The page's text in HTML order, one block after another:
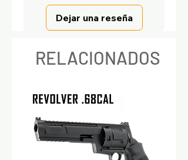
Dejar una reseña
RELACIONADOS